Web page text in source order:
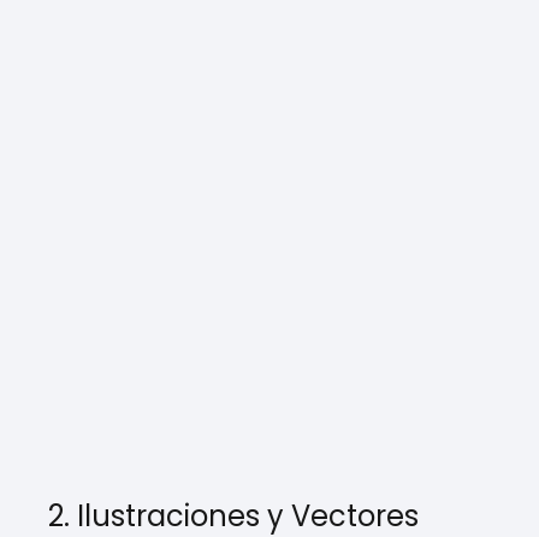
2. Ilustraciones y Vectores